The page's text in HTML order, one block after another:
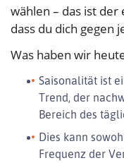
wählen – das ist der
dass du dich gegen
Was haben wir
Saisonalität ist
Trend, der
Bereich des
Dies kann
Frequenz der